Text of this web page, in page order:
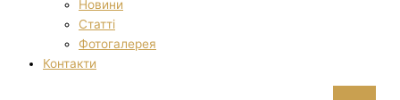
Новини
Статті
Фотогалерея
Контакти